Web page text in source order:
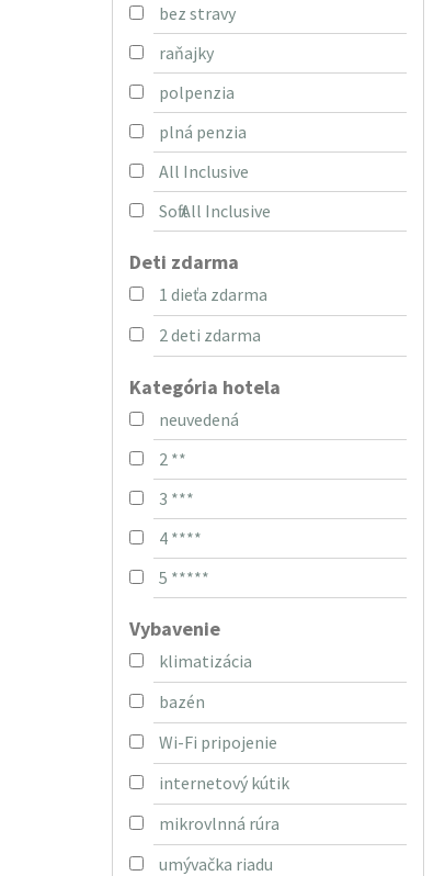
bez stravy
raňajky
polpenzia
plná penzia
All Inclusive
Soft All Inclusive
Deti zdarma
1 dieťa zdarma
2 deti zdarma
Kategória hotela
neuvedená
2 **
3 ***
4 ****
5 *****
Vybavenie
klimatizácia
bazén
Wi-Fi pripojenie
internetový kútik
mikrovlnná rúra
umývačka riadu